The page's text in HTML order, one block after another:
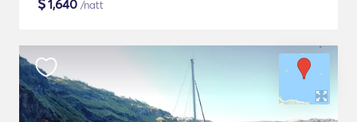
1,640 /natt